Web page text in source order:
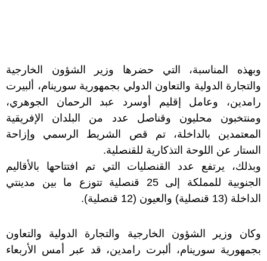
وبهذه المناسبة، التي حضرها وزير الشؤون الخارجية
والتجارة الدولية والتعاون الدولي بجمهورية سورينام، ألبيرت
رامدين، وعامل إقليم أوسرد عبد الرحمان الجوهري،
ومنتخبون محليون وقناصل عدد من البلدان الإفريقية
المعتمدين بالداخلة، تم قص الشريط الرسمي وإزاحة
الستار عن اللوحة التذكارية للقنصلية.
وبذلك، يرتفع عدد القنصليات التي تم افتتاحها بالأقاليم
الجنوبية للمملكة إلى 25 قنصلية تتوزع ما بين مدينتي
الداخلة (13 قنصلية) والعيون (12 قنصلية).
وكان وزير الشؤون الخارجية والتجارة الدولية والتعاون
بجمهورية سورينام، ألبرت رامدين، قد عبر أمس الأربعاء